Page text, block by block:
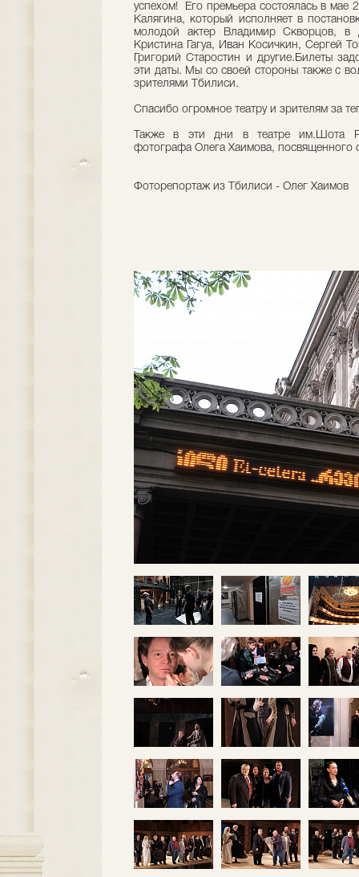
успехом! Его премьера состоялась в мае
Калягина, который исполняет в
молодой актер Владимир Скворцов, в
Кристина Гагуа, Иван Косичкин, Сергей
Григорий Старостин и другие.Билеты
эти даты. Мы со своей стороны также с
зрителями Тбилиси.
Спасибо огромное театру и зрителям за
Также в эти дни в театре им.Шота
фотографа Олега Хаимова, посвященного
Фоторепортаж из Тбилиси - Олег Хаимов